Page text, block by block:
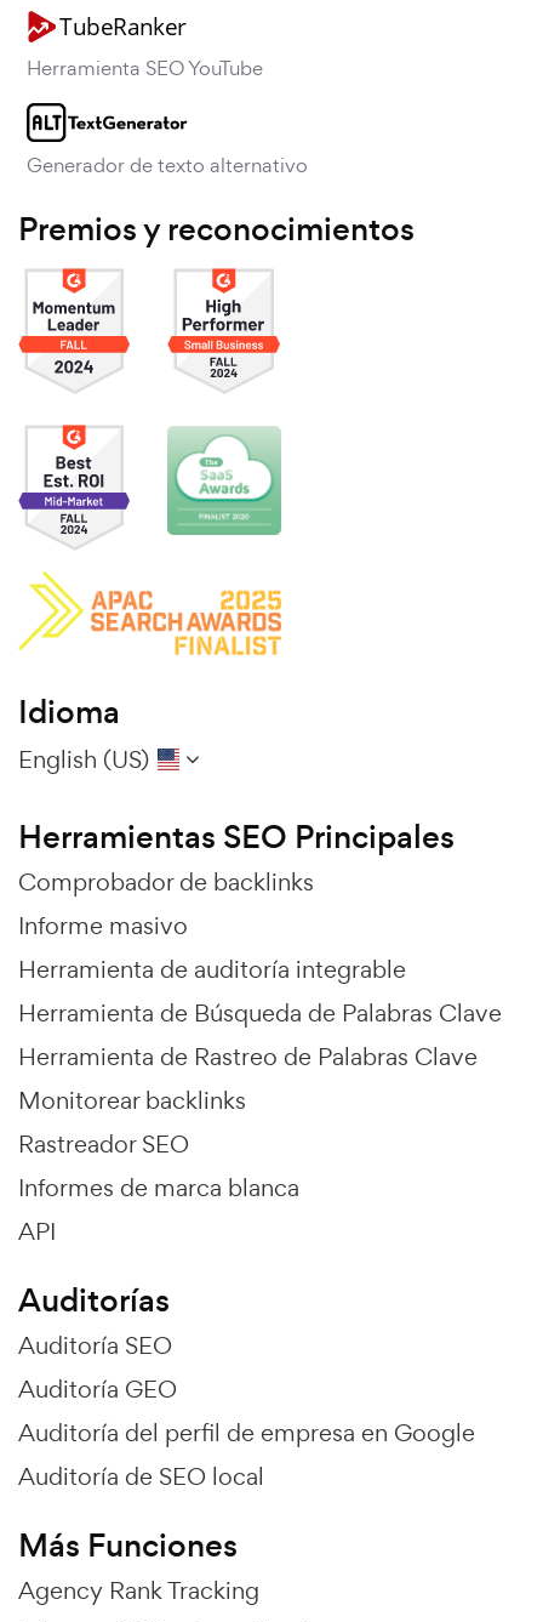
Herramienta SEO YouTube
Generador de texto alternativo
Premios y reconocimientos
Idioma
English (US)
Herramientas SEO Principales
Comprobador de backlinks
Informe masivo
Herramienta de auditoría integrable
Herramienta de Búsqueda de Palabras Clave
Herramienta de Rastreo de Palabras Clave
Monitorear backlinks
Rastreador SEO
Informes de marca blanca
API
Auditorías
Auditoría SEO
Auditoría GEO
Auditoría del perfil de empresa en Google
Auditoría de SEO local
Más Funciones
Agency Rank Tracking